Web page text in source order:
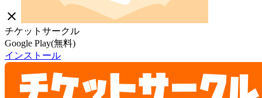
close
チケットサークル
Google Play(無料)
インストール